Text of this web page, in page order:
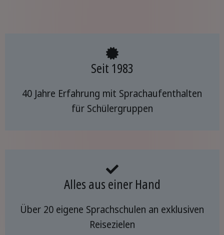
Seit 1983
40 Jahre Erfahrung mit Sprachaufenthalten
für Schülergruppen
Alles aus einer Hand
Über 20 eigene Sprachschulen an exklusiven
Reisezielen